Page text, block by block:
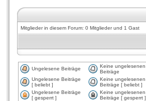
Mitglieder in diesem Forum: 0 Mitglieder und 1 Gast
Ungelesene Beiträge
Keine ungelesenen
Beiträge
Ungelesene Beiträge
[ beliebt ]
Keine ungelesenen
Beiträge [ beliebt ]
Ungelesene Beiträge
[ gesperrt ]
Keine ungelesenen
Beiträge [ gesperrt ]